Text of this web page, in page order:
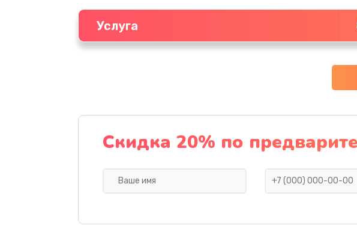
Услуга
Скидка 20% по